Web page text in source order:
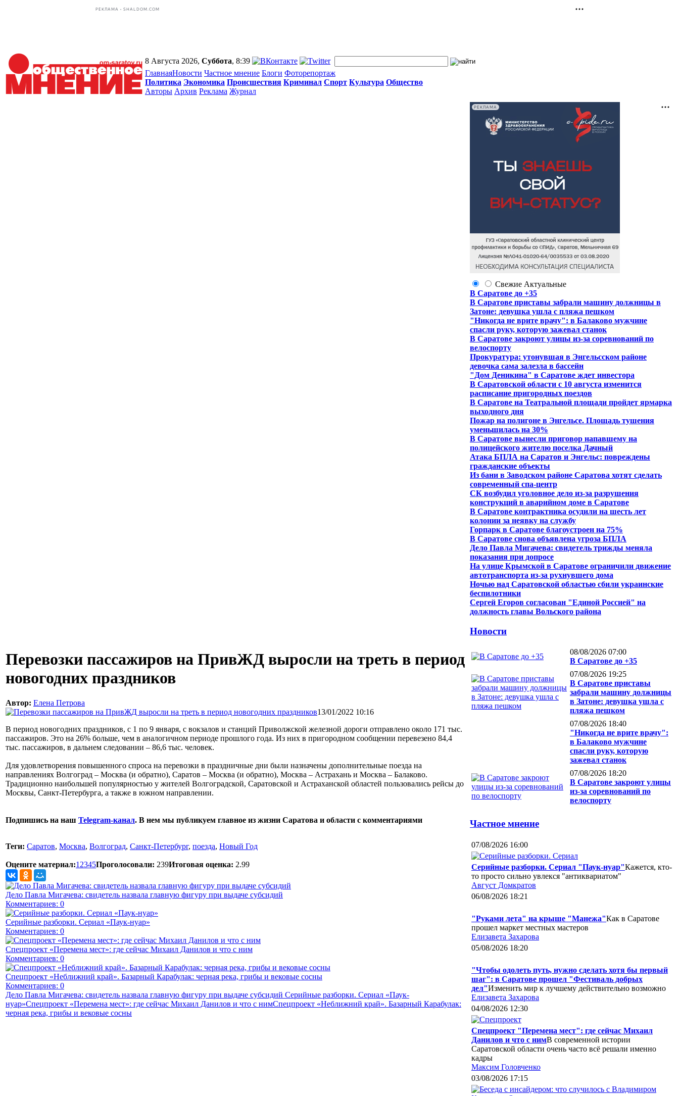
РЕКЛАМА • SHALDOM.COM
8 Августа 2026, Суббота, 8:39
ГлавнаяНовости Частное мнение Блоги Фоторепортаж
Политика Экономика Происшествия Криминал Спорт Культура Общество
Авторы Архив Реклама Журнал
Перевозки пассажиров на ПривЖД выросли на треть в период
новогодних праздников
Автор: Елена Петрова
13/01/2022 10:16
В период новогодних праздников, с 1 по 9 января, с вокзалов и станций Приволжской железной дороги отправлено около 171 тыс.
пассажиров. Это на 26% больше, чем в аналогичном периоде прошлого года. Из них в пригородном сообщении перевезено 84,4
тыс. пассажиров, в дальнем следовании – 86,6 тыс. человек.
Для удовлетворения повышенного спроса на перевозки в праздничные дни были назначены дополнительные поезда на
направлениях Волгоград – Москва (и обратно), Саратов – Москва (и обратно), Москва – Астрахань и Москва – Балаково.
Традиционно наибольшей популярностью у жителей Волгоградской, Саратовской и Астраханской областей пользовались рейсы до
Москвы, Санкт-Петербурга, а также в южном направлении.
Подпишись на наш Telegram-канал. В нем мы публикуем главное из жизни Саратова и области с комментариями
Теги: Саратов, Москва, Волгоград, Санкт-Петербург, поезда, Новый Год
Оцените материал:1 2345Проголосовали: 239Итоговая оценка: 2.99
Дело Павла Мигачева: свидетель назвала главную фигуру при выдаче субсидий
Комментариев: 0
Серийные разборки. Сериал «Паук-нуар»
Комментариев: 0
Спецпроект «Перемена мест»: где сейчас Михаил Данилов и что с ним
Комментариев: 0
Спецпроект «Неближний край». Базарный Карабулак: черная река, грибы и вековые сосны
Комментариев: 0
Дело Павла Мигачева: свидетель назвала главную фигуру при выдаче субсидий Серийные разборки. Сериал «Паук-
нуар»Спецпроект «Перемена мест»: где сейчас Михаил Данилов и что с нимСпецпроект «Неближний край». Базарный Карабулак:
черная река, грибы и вековые сосны
РЕКЛАМА
Свежие Актуальные
В Саратове до +35
В Саратове приставы забрали машину должницы в
Затоне: девушка ушла с пляжа пешком
"Никогда не врите врачу": в Балаково мужчине
спасли руку, которую зажевал станок
В Саратове закроют улицы из-за соревнований по
велоспорту
Прокуратура: утонувшая в Энгельсском районе
девочка сама залезла в бассейн
"Дом Деникина" в Саратове ждет инвестора
В Саратовской области с 10 августа изменится
расписание пригородных поездов
В Саратове на Театральной площади пройдет ярмарка
выходного дня
Пожар на полигоне в Энгельсе. Площадь тушения
уменьшилась на 30%
В Саратове вынесли приговор напавшему на
полицейского жителю поселка Дачный
Атака БПЛА на Саратов и Энгельс: повреждены
гражданские объекты
Из бани в Заводском районе Саратова хотят сделать
современный спа-центр
СК возбудил уголовное дело из-за разрушения
конструкций в аварийном доме в Саратове
В Саратове контрактника осудили на шесть лет
колонии за неявку на службу
Горпарк в Саратове благоустроен на 75%
В Саратове снова объявлена угроза БПЛА
Дело Павла Мигачева: свидетель трижды меняла
показания при допросе
На улице Крымской в Саратове ограничили движение
автотранспорта из-за рухнувшего дома
Ночью над Саратовской областью сбили украинские
беспилотники
Сергей Егоров согласован "Единой Россией" на
должность главы Вольского района
Новости
08/08/2026 07:00
В Саратове до +35
07/08/2026 19:25
В Саратове приставы
забрали машину должницы
в Затоне: девушка ушла с
пляжа пешком
07/08/2026 18:40
"Никогда не врите врачу":
в Балаково мужчине
спасли руку, которую
зажевал станок
07/08/2026 18:20
В Саратове закроют улицы
из-за соревнований по
велоспорту
Частное мнение
07/08/2026 16:00
Серийные разборки. Сериал "Паук-нуар"Кажется, кто-
то просто сильно увлекся "антиквариатом"
Август Домкратов
06/08/2026 18:21
"Руками лета" на крыше "Манежа"Как в Саратове
прошел маркет местных мастеров
Елизавета Захарова
05/08/2026 18:20
"Чтобы одолеть путь, нужно сделать хотя бы первый
шаг": в Саратове прошел "Фестиваль добрых
дел"Изменить мир к лучшему действительно возможно
Елизавета Захарова
04/08/2026 12:30
Спецпроект "Перемена мест": где сейчас Михаил
Данилов и что с нимВ современной истории
Саратовской области очень часто всё решали именно
кадры
Максим Головченко
03/08/2026 17:15